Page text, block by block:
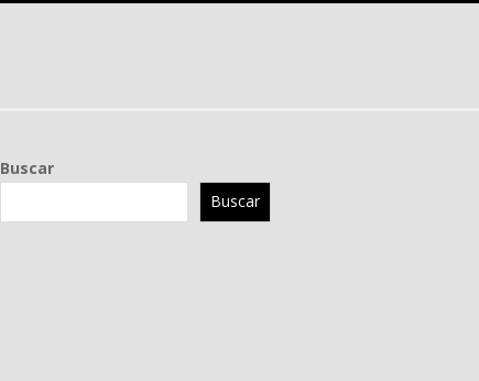
Buscar
Buscar